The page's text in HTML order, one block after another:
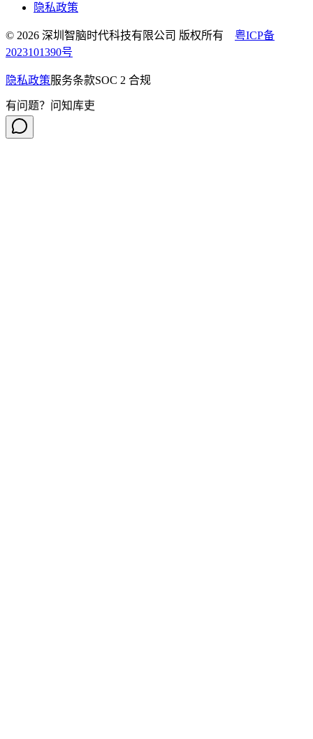
隐私政策
© 2026 深圳智脑时代科技有限公司 版权所有 粤ICP备
2023101390号
隐私政策服务条款SOC 2 合规
有问题？问知库吏